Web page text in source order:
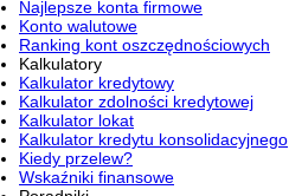
Najlepsze konta firmowe
Konto walutowe
Ranking kont oszczędnościowych
Kalkulatory
Kalkulator kredytowy
Kalkulator zdolności kredytowej
Kalkulator lokat
Kalkulator kredytu konsolidacyjnego
Kiedy przelew?
Wskaźniki finansowe